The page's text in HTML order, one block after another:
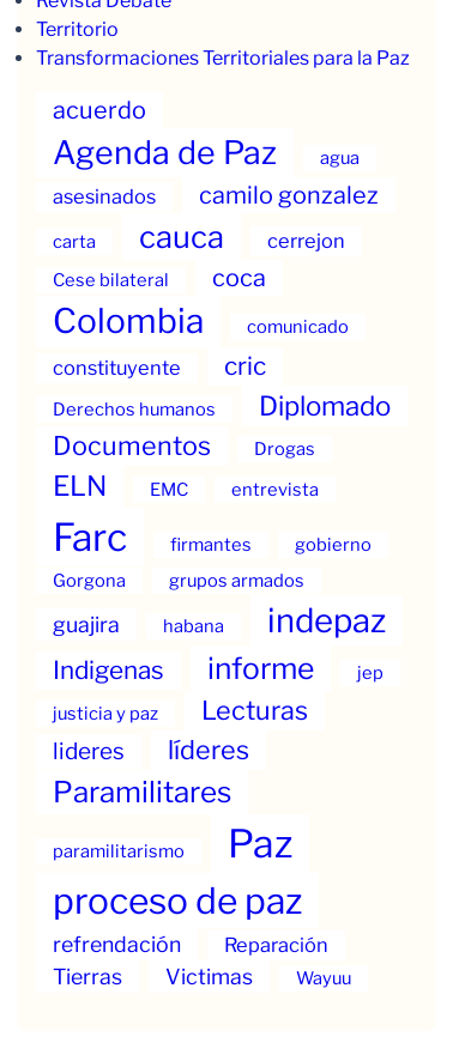
Territorio
Transformaciones Territoriales para la Paz
acuerdo
Agenda de Paz agua
asesinados camilo gonzalez
carta cauca cerrejon
Cese bilateral coca
Colombia comunicado
constituyente cric
Derechos humanos Diplomado
Documentos Drogas
ELN EMC entrevista
Farc firmantes
gobierno
Gorgona
grupos armados
guajira habana indepaz
Indigenas informe
jep
justicia y paz
Lecturas
lideres líderes
Paramilitares
paramilitarismo Paz
proceso de paz
refrendación Reparación
Tierras Victimas Wayuu